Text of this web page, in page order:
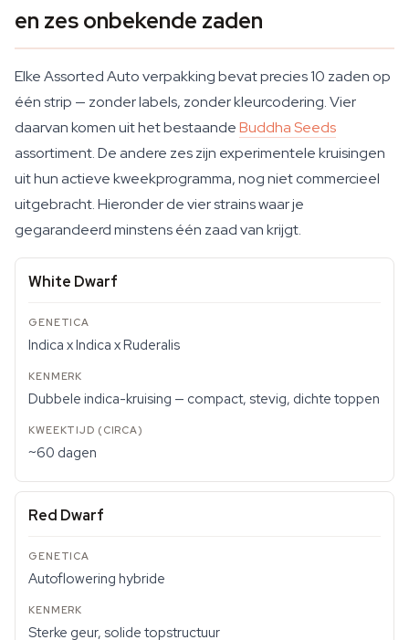
en zes onbekende zaden
Elke Assorted Auto verpakking bevat precies 10 zaden op
één strip — zonder labels, zonder kleurcodering. Vier
daarvan komen uit het bestaandeBuddha Seeds
assortiment. De andere zes zijn experimentele kruisingen
uit hun actieve kweekprogramma, nog niet commercieel
uitgebracht. Hieronder de vier strains waar je
gegarandeerd minstens één zaad van krijgt.
White Dwarf
Indica x Indica x Ruderalis
Dubbele indica-kruising — compact, stevig, dichte toppen
~60 dagen
Red Dwarf
Autoflowering hybride
Sterke geur, solide topstructuur